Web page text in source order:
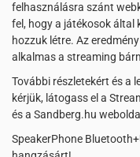
felhasználásra szánt
fel, hogy a játékosok által
hozzuk létre. Az
alkalmas a streaming
További részletekért és a
kérjük, látogass el a
és a Sandberg.hu
SpeakerPhone